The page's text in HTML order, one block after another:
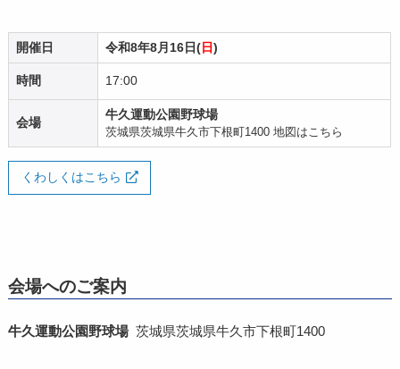
開催日 令和8年8月16日(日 )
時間 17:00
会場
牛久運動公園野球場
茨城県茨城県牛久市下根町1400 地図はこちら
くわしくはこちら
会場へのご案内
牛久運動公園野球場茨城県茨城県牛久市下根町1400